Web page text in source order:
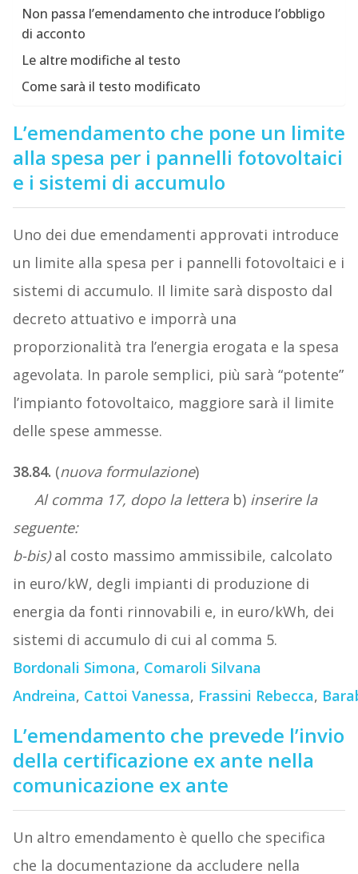
Non passa l’emendamento che introduce l’obbligo
di acconto
Le altre modifiche al testo
Come sarà il testo modificato
L’emendamento che pone un limite
alla spesa per i pannelli fotovoltaici
e i sistemi di accumulo
Uno dei due emendamenti approvati introduce
un limite alla spesa per i pannelli fotovoltaici e i
sistemi di accumulo. Il limite sarà disposto dal
decreto attuativo e imporrà una
proporzionalità tra l’energia erogata e la spesa
agevolata. In parole semplici, più sarà “potente”
l’impianto fotovoltaico, maggiore sarà il limite
delle spese ammesse.
38.84. (nuova formulazione)
Al comma 17, dopo la letterab)inserire la
seguente:
b-bis)al costo massimo ammissibile, calcolato
in euro/kW, degli impianti di produzione di
energia da fonti rinnovabili e, in euro/kWh, dei
sistemi di accumulo di cui al comma 5.
Bordonali Simona, Comaroli Silvana
Andreina, Cattoi Vanessa, Frassini Rebecca,
L’emendamento che prevede l’invio
della certificazione ex ante nella
comunicazione ex ante
Un altro emendamento è quello che specifica
che la documentazione da accludere nella